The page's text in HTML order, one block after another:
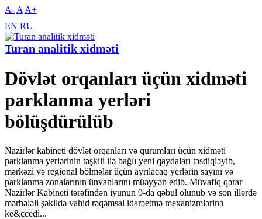
A- A A+
EN RU
Turan analitik xidməti
Dövlət orqanları üçün xidməti
parklanma yerləri
bölüşdürülüb
Nazirlər kabineti dövlət orqanları və qurumları üçün xidməti
parklanma yerlərinin təşkili ilə bağlı yeni qaydaları təsdiqləyib,
mərkəzi və regional bölmələr üçün ayrılacaq yerlərin sayını və
parklanma zonalarının ünvanlarını müəyyən edib. Müvafiq qərar
Nazirlər Kabineti tərəfindən iyunun 9-da qəbul olunub və son illərdə
mərhələli şəkildə vahid rəqəmsal idarəetmə mexanizmlərinə
ke&ccedi...